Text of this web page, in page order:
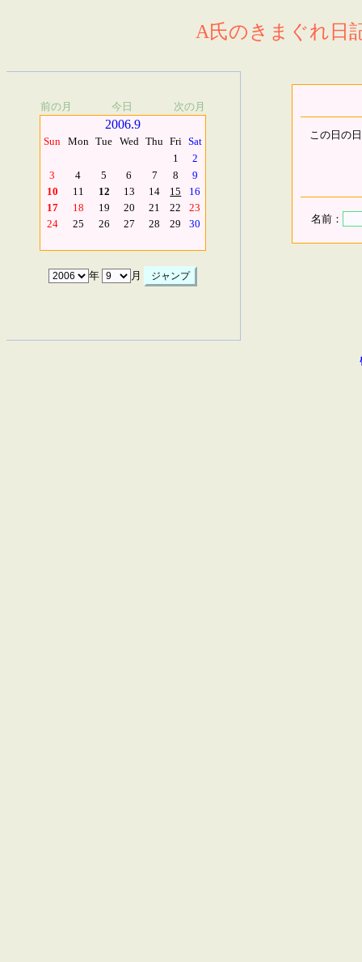
A氏のきまぐれ日
前の月 今日 次の月
2006.9
Sun Mon Tue Wed Thu Fri Sat
1
2
3
4 5 6 7 8
9
10
11 12 13 14 15
16
17
18 19 20 21 22
23
24
25 26 27 28 29 30
年 月
この日の
名前：